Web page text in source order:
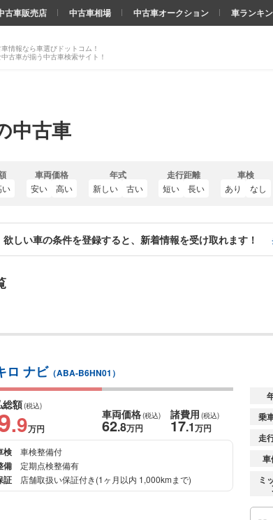
中古車
情報なら車選びドットコム！
古車が揃う中古車検索サイト！
古車販売店 中古車相場 中古車オークション 車ランキ
い
車両価格
安い 高い
年式
新しい 古い
走行距離
短い 長い
車検
あり なし
欲しい車の条件を登録すると、新着情報を受け取れます！
ロ ナビ （ABA-B6HN01）
総額(税込)
.9万円
車両価格(税込)
62.8万円
諸費用 (税込)
17.1万円
検
車検整備付
備 定期点検整備有
証 店舗取扱い保証付き(1ヶ月以内 1,000kmまで)
乗
走
車
ミ